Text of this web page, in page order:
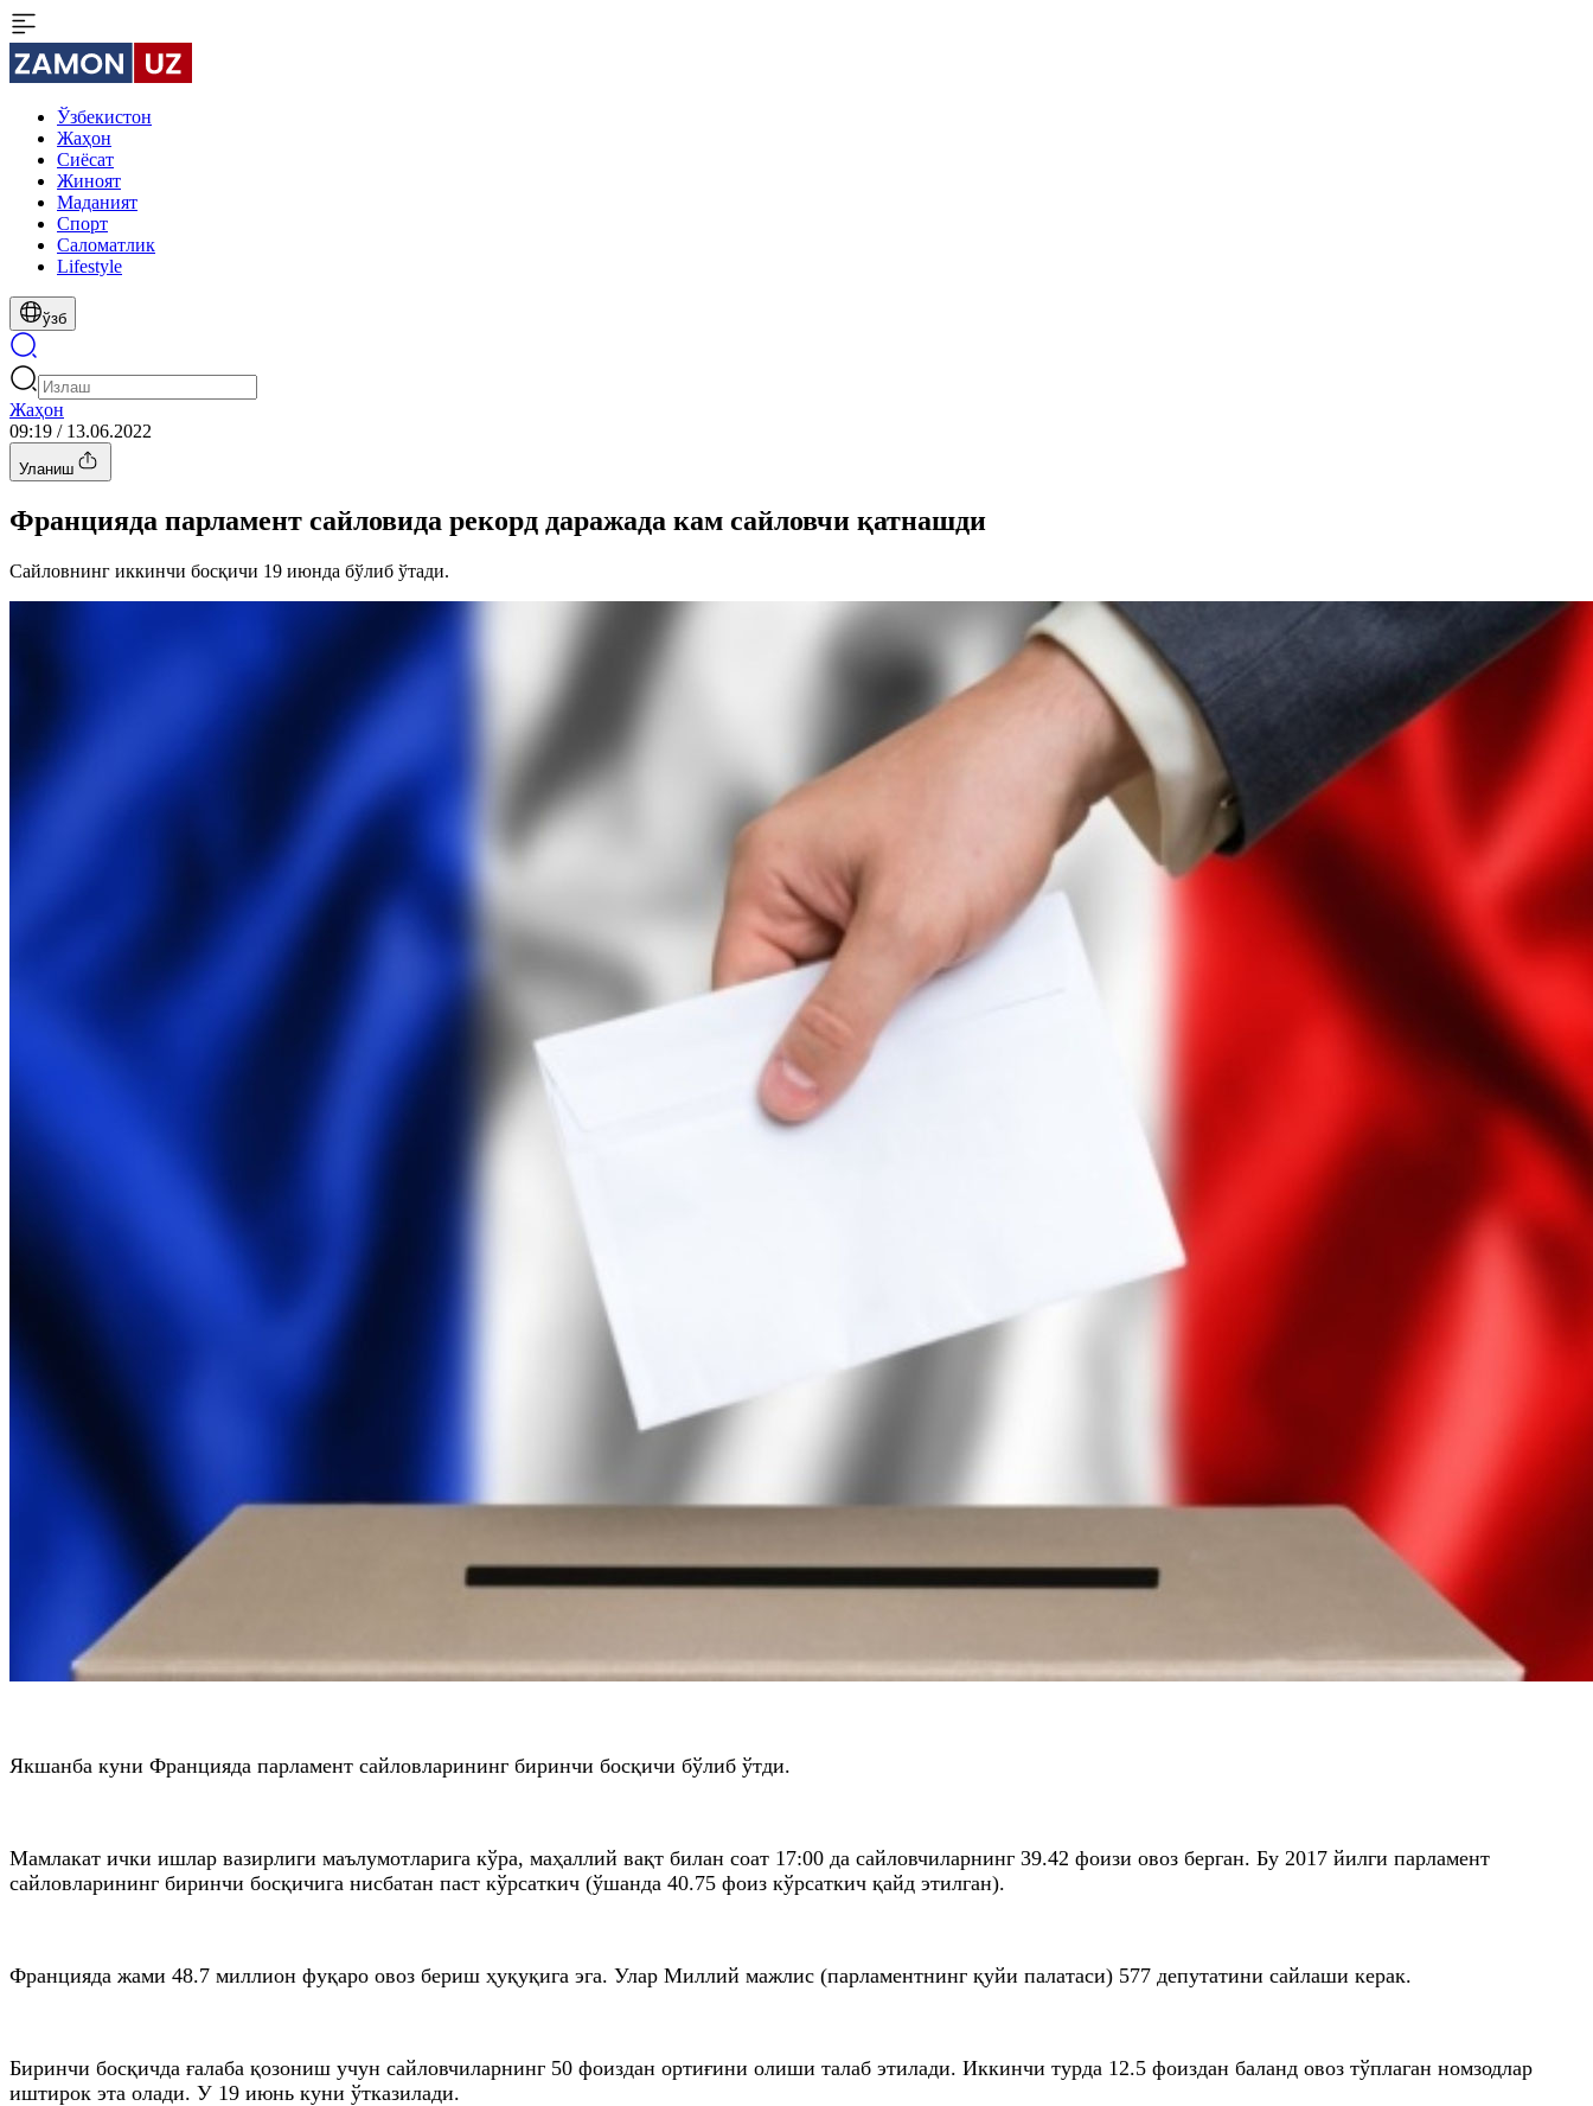
Ўзбекистон
Жаҳон
Сиёсат
Жиноят
Маданият
Спорт
Cаломатлик
Lifestyle
ўзб
Жаҳон
09:19 / 13.06.2022
Уланиш
Францияда парламент сайловида рекорд даражада кам сайловчи қатнашди
Сайловнинг иккинчи босқичи 19 июнда бўлиб ўтади.
Якшанба куни Францияда парламент сайловларининг биринчи босқичи бўлиб ўтди.
Мамлакат ички ишлар вазирлиги маълумотларига кўра, маҳаллий вақт билан соат 17:00 да сайловчиларнинг 39.42 фоизи овоз берган. Бу 2017 йилги парламент
сайловларининг биринчи босқичига нисбатан паст кўрсаткич (ўшанда 40.75 фоиз кўрсаткич қайд этилган).
Францияда жами 48.7 миллион фуқаро овоз бериш ҳуқуқига эга. Улар Миллий мажлис (парламентнинг қуйи палатаси) 577 депутатини сайлаши керак.
Биринчи босқичда ғалаба қозониш учун сайловчиларнинг 50 фоиздан ортиғини олиши талаб этилади. Иккинчи турда 12.5 фоиздан баланд овоз тўплаган номзодлар
иштирок эта олади. У 19 июнь куни ўтказилади.